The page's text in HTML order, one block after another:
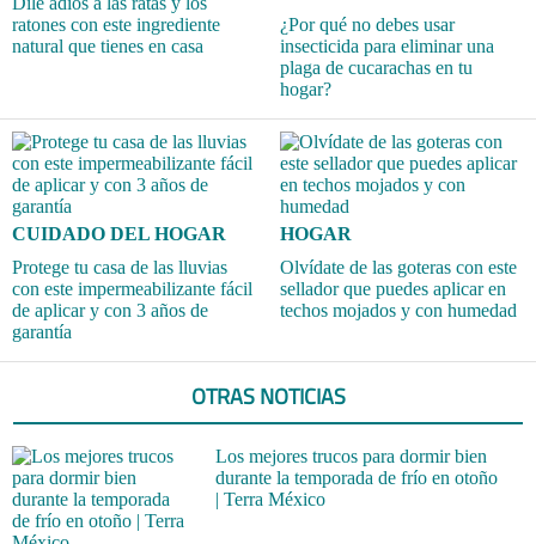
ratones con este ingrediente
natural que tienes en casa
¿Por qué no debes usar
insecticida para eliminar una
plaga de cucarachas en tu
hogar?
CUIDADO DEL HOGAR
Protege tu casa de las lluvias
con este impermeabilizante fácil
de aplicar y con 3 años de
garantía
HOGAR
Olvídate de las goteras con este
sellador que puedes aplicar en
techos mojados y con humedad
OTRAS NOTICIAS
Los mejores trucos para dormir bien
durante la temporada de frío en otoño
| Terra México